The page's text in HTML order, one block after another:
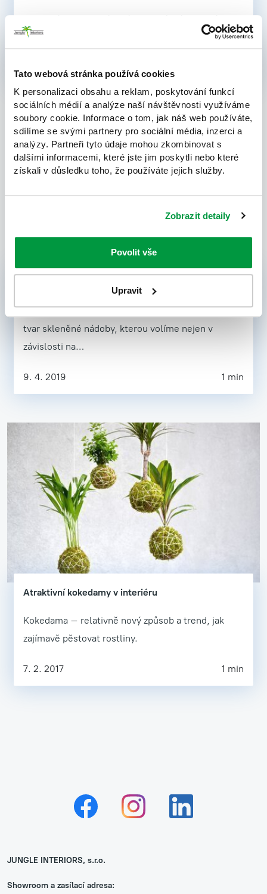
Tato webová stránka používá cookies
K personalizaci obsahu a reklam, poskytování funkcí
sociálních médií a analýze naší návštěvnosti využíváme
soubory cookie. Informace o tom, jak náš web používáte,
sdílíme se svými partnery pro sociální média, inzerci a
analýzy. Partneři tyto údaje mohou zkombinovat s
dalšími informacemi, které jste jim poskytli nebo které
získali v důsledku toho, že používáte jejich služby.
Zobrazit detaily
Povolit vše
Upravit
Od prvního adventního víkendu dýchá vstupní hala
moderní administrativní budovy atmosférou vánoc.
1. 12. 2020
Zásadní prvek, který udává styl celé dekorace, je
tvar skleněné nádoby, kterou volíme nejen v
závislosti na…
9. 4. 2019 1 min
Atraktivní kokedamy v interiéru
Kokedama – relativně nový způsob a trend, jak
zajímavě pěstovat rostliny.
7. 2. 2017 1 min
JUNGLE INTERIORS, s.r.o.
Showroom a zasílací adresa: